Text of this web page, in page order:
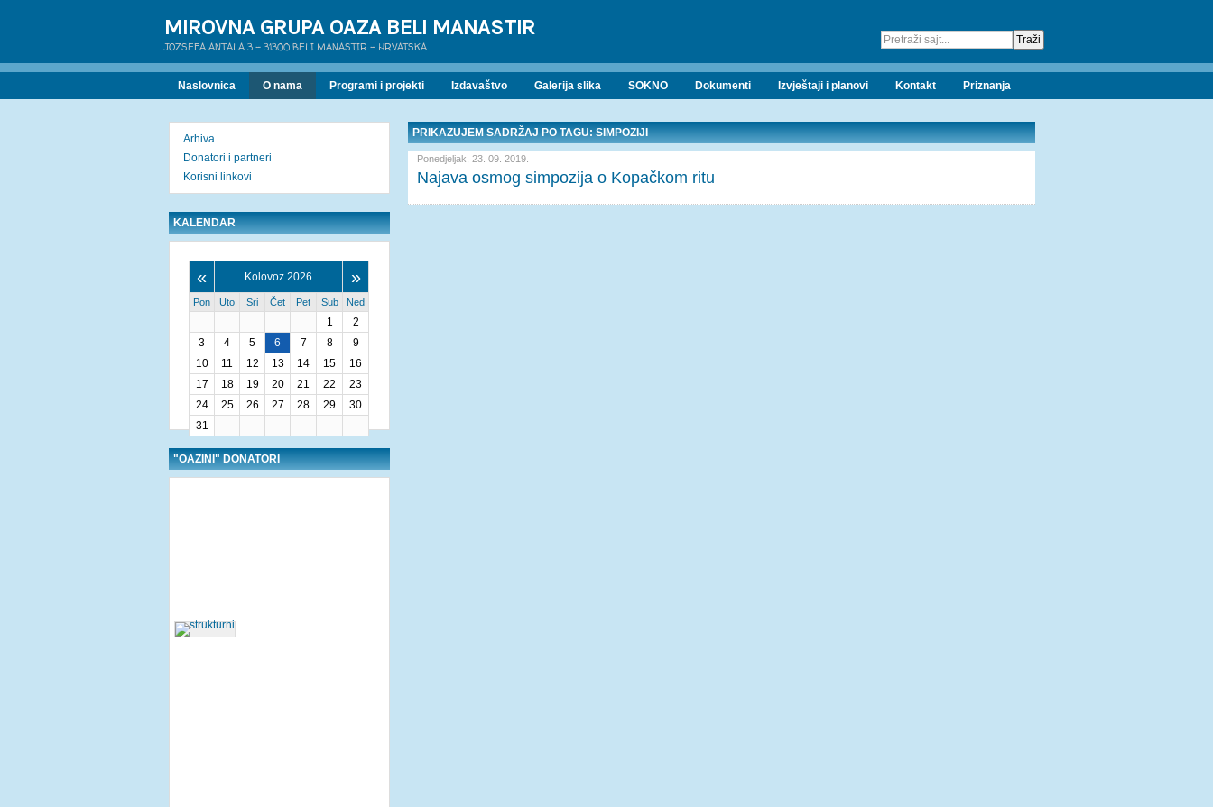
MIROVNA GRUPA OAZA BELI MANASTIR
JOZSEFA ANTALA 3 - 31300 BELI MANASTIR - HRVATSKA
Naslovnica O nama Programi i projekti Izdavaštvo Galerija slika SOKNO Dokumenti Izvještaji i planovi Kontakt Priznanja
PRIKAZUJEM SADRŽAJ PO TAGU: SIMPOZIJI
Ponedjeljak, 23. 09. 2019.
Najava osmog simpozija o Kopačkom ritu
Arhiva
Donatori i partneri
Korisni linkovi
KALENDAR
« Kolovoz 2026 »
Pon Uto Sri Čet Pet Sub Ned
1
2
3
4 5 6 7 8
9
10
11 12 13 14 15
16
17
18 19 20 21 22
23
24
25 26 27 28 29
30
31
"OAZINI" DONATORI